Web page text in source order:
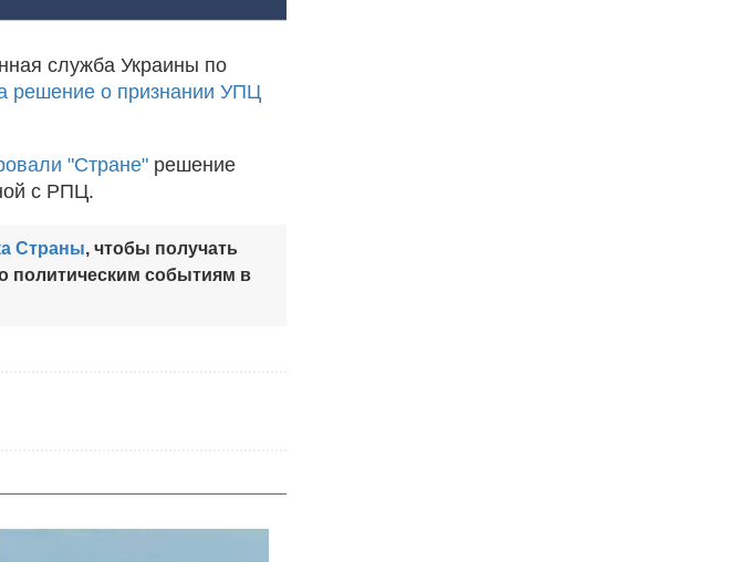
служба Украины по
решение о признании УПЦ
"Стране" решение
с РПЦ.
Страны, чтобы получать
политическим событиям в